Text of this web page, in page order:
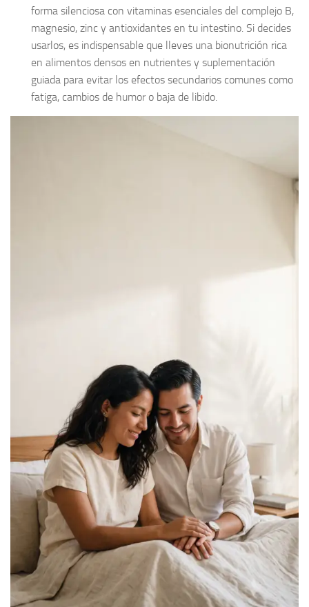
forma silenciosa con vitaminas esenciales del complejo B,
magnesio, zinc y antioxidantes en tu intestino. Si decides
usarlos, es indispensable que lleves una bionutrición rica
en alimentos densos en nutrientes y suplementación
guiada para evitar los efectos secundarios comunes como
fatiga, cambios de humor o baja de libido.